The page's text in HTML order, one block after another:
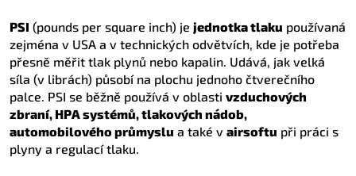
PSI (pounds per square inch) je jednotka tlaku používaná
zejména v USA a v technických odvětvích, kde je potřeba
přesně měřit tlak plynů nebo kapalin. Udává, jak velká
síla (v librách) působí na plochu jednoho čtverečního
palce. PSI se běžně používá v oblasti vzduchových
zbraní, HPA systémů, tlakových nádob,
automobilového průmyslu a také v airsoftu při práci s
plyny a regulací tlaku.